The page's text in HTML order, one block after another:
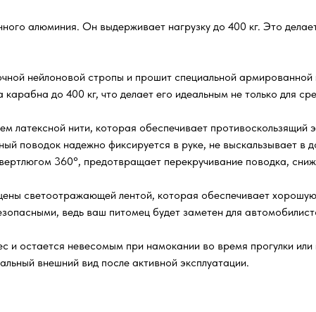
алюминия. Он выдерживает нагрузку до 400 кг. Это
нейлоновой стропы и прошит специальной
до 400 кг, что делает его идеальным не только для
латексной нити, которая обеспечивает противоскользящий
поводок надежно фиксируется в руке, не выскальзывает в
360°, предотвращает перекручивание поводка,
светоотражающей лентой, которая обеспечивает
ведь ваш питомец будет заметен для
и остается невесомым при намокании во время прогулки или
внешний вид после активной эксплуатации.